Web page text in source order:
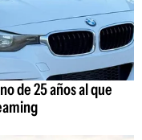
de 25 años al que